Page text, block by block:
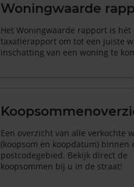
Woningwaarde
Het Woningwaarde rapport is hét
taxatierapport om tot een juiste
inschatting van een woning te
Een overzicht van alle verkochte
(koopsom en koopdatum) binnen
postcodegebied. Bekijk direct de
koopsommen bij u in de straat!